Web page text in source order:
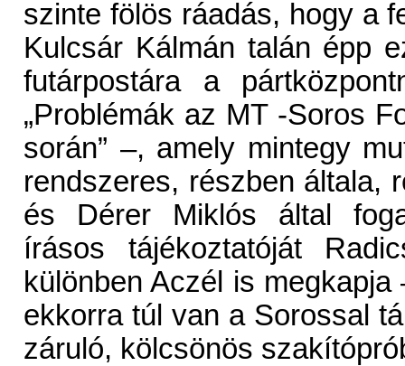
szinte fölös ráadás, hogy a
Kulcsár Kálmán talán épp
futárpostára a
„Problémák az MT -Soros
során” –, amely mintegy
rendszeres, részben általa,
és Dérer Miklós által
írásos tájékoztatóját
különben Aczél is
ekkorra túl van a Sorossal
záruló, kölcsönös